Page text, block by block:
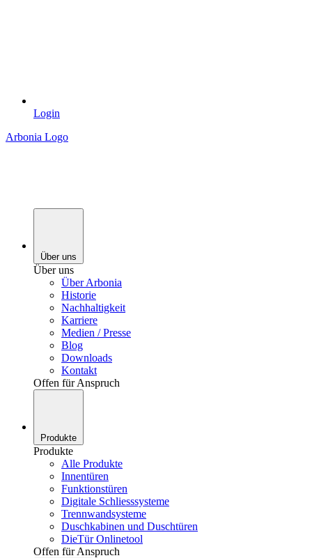
Login
Arbonia Logo
Über uns
Über uns
Über Arbonia
Historie
Nachhaltigkeit
Karriere
Medien / Presse
Blog
Downloads
Kontakt
Offen für Anspruch
Produkte
Produkte
Alle Produkte
Innentüren
Funktionstüren
Digitale Schliesssysteme
Trennwandsysteme
Duschkabinen und Duschtüren
DieTür Onlinetool
Offen für Anspruch